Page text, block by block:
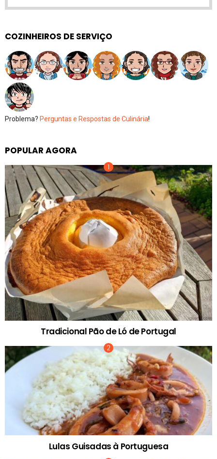
COZINHEIROS DE SERVIÇO
Problema? Perguntas e Respostas de Culinária!
POPULAR AGORA
Tradicional Pão de Ló de Portugal
Lulas Guisadas à Portuguesa